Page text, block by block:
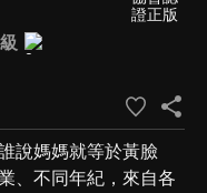
說媽媽就等於黃臉
、不同年紀，來自各